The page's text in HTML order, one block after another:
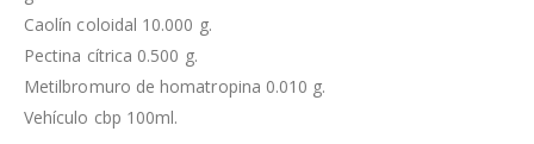
Caolín coloidal 10.000 g.
Pectina cítrica 0.500 g.
Metilbromuro de homatropina 0.010 g.
Vehículo cbp 100ml.